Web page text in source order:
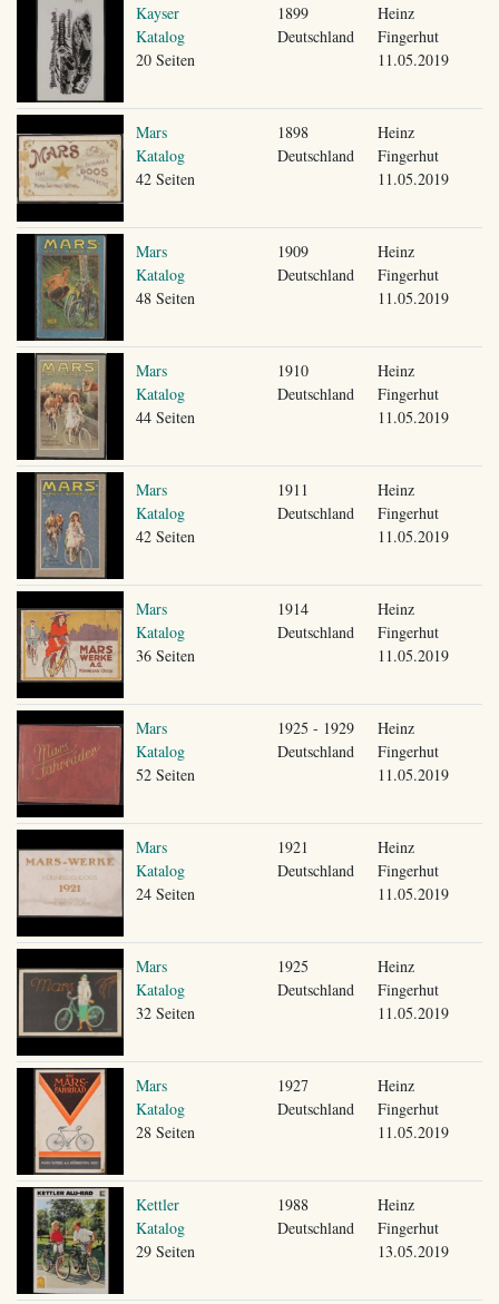
Kayser
Katalog
20 Seiten
1899
Deutschland
Heinz
Fingerhut
11.05.2019
Mars
Katalog
42 Seiten
1898
Deutschland
Heinz
Fingerhut
11.05.2019
Mars
Katalog
48 Seiten
1909
Deutschland
Heinz
Fingerhut
11.05.2019
Mars
Katalog
44 Seiten
1910
Deutschland
Heinz
Fingerhut
11.05.2019
Mars
Katalog
42 Seiten
1911
Deutschland
Heinz
Fingerhut
11.05.2019
Mars
Katalog
36 Seiten
1914
Deutschland
Heinz
Fingerhut
11.05.2019
Mars
Katalog
52 Seiten
1925 - 1929
Deutschland
Heinz
Fingerhut
11.05.2019
Mars
Katalog
24 Seiten
1921
Deutschland
Heinz
Fingerhut
11.05.2019
Mars
Katalog
32 Seiten
1925
Deutschland
Heinz
Fingerhut
11.05.2019
Mars
Katalog
28 Seiten
1927
Deutschland
Heinz
Fingerhut
11.05.2019
Kettler
Katalog
29 Seiten
1988
Deutschland
Heinz
Fingerhut
13.05.2019